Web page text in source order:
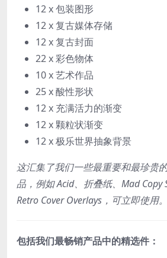
12 x 包装图形
12 x 复古媒体存储
12 x 复古封面
22 x 彩色物体
10 x 艺术作品
25 x 酸性形状
12 x 充满活力的渐变
12 x 颗粒状渐变
12 x 极乐世界抽象背景
这汇集了我们一些最重要和最珍贵
品，例如 Acid、折叠纸、Mad Copy
Retro Cover Overlays，可立即使用。
包括我们最畅销产品中的精选件：